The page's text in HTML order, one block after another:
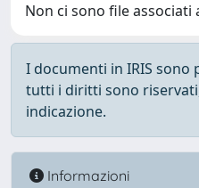
Non ci sono file
I documenti in IRIS
tutti i diritti sono
indicazione.
Informazioni